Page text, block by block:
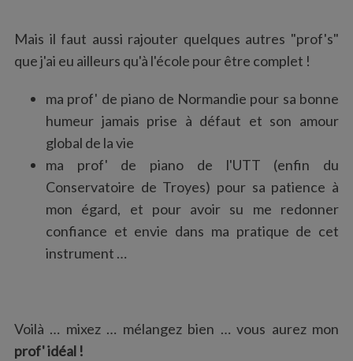
Mais il faut aussi rajouter quelques autres "prof's"
que j'ai eu ailleurs qu'à l'école pour être complet !
ma prof' de piano de Normandie pour sa bonne
humeur jamais prise à défaut et son amour
global de la vie
ma prof' de piano de l'UTT (enfin du
Conservatoire de Troyes) pour sa patience à
mon égard, et pour avoir su me redonner
confiance et envie dans ma pratique de cet
instrument …
Voilà … mixez … mélangez bien … vous aurez mon
prof' idéal !